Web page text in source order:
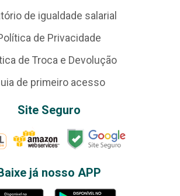
de igualdade salarial
de Privacidade
de Troca e Devolução
de primeiro acesso
Site Seguro
já nosso APP